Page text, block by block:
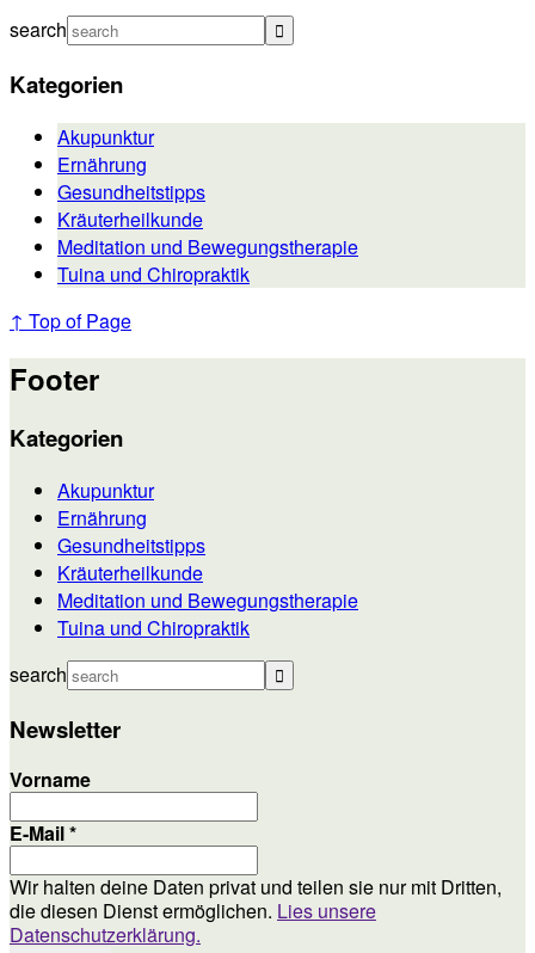
search
Kategorien
Akupunktur
Ernährung
Gesundheitstipps
Kräuterheilkunde
Meditation und Bewegungstherapie
Tuina und Chiropraktik
↑ Top of Page
Footer
Kategorien
Akupunktur
Ernährung
Gesundheitstipps
Kräuterheilkunde
Meditation und Bewegungstherapie
Tuina und Chiropraktik
search
Newsletter
Vorname
E-Mail*
Wir halten deine Daten privat und teilen sie nur mit Dritten,
die diesen Dienst ermöglichen. Lies unsere
Datenschutzerklärung.